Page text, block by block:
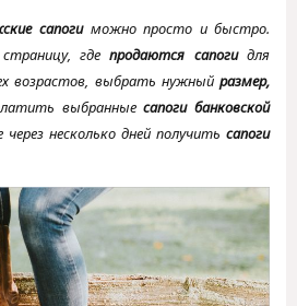
сапогиможно просто и быстро.
гдепродаются сапогидля
возрастов, выбрать нужныйразмер,
выбранныесапоги банковской
несколько дней получитьсапоги